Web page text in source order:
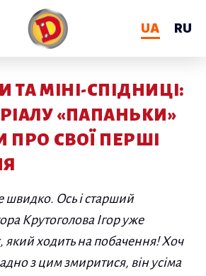
UA
RU
ТА МІНІ-СПІДНИЦІ:
«ПАПАНЬКИ»
ПРО СВОЇ ПЕРШІ
швидко. Ось і старший
Крутоголова Ігор уже
який ходить на побачення! Хоч
з цим змиритися, він усіма